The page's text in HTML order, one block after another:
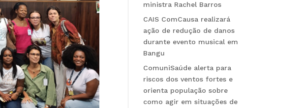
ministra Rachel Barros
CAIS ComCausa realizará
ação de redução de danos
durante evento musical em
Bangu
ComuniSaúde alerta para
riscos dos ventos fortes e
orienta população sobre
como agir em situações de